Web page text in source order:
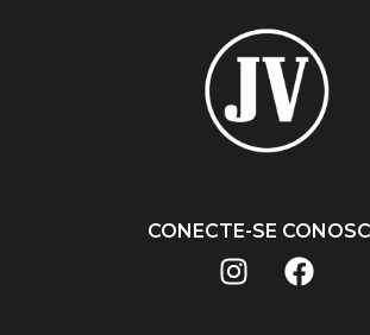
CONECTE-SE